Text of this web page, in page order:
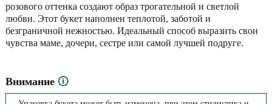
розового оттенка создают образ трогательной и светлой
любви. Этот букет наполнен теплотой, заботой и
безграничной нежностью. Идеальный способ выразить свои
чувства маме, дочери, сестре или самой лучшей подруге.
Внимание 🛈